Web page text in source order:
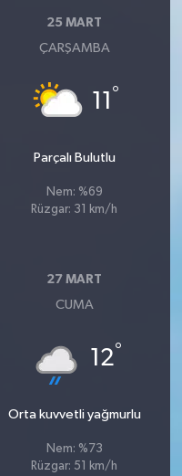
25 MART
ÇARŞAMBA
11 °
Parçalı Bulutlu
Nem: %69
Rüzgar: 31 km/h
27 MART
CUMA
12°
Orta kuvvetli yağmurlu
Nem: %73
Rüzgar: 51 km/h